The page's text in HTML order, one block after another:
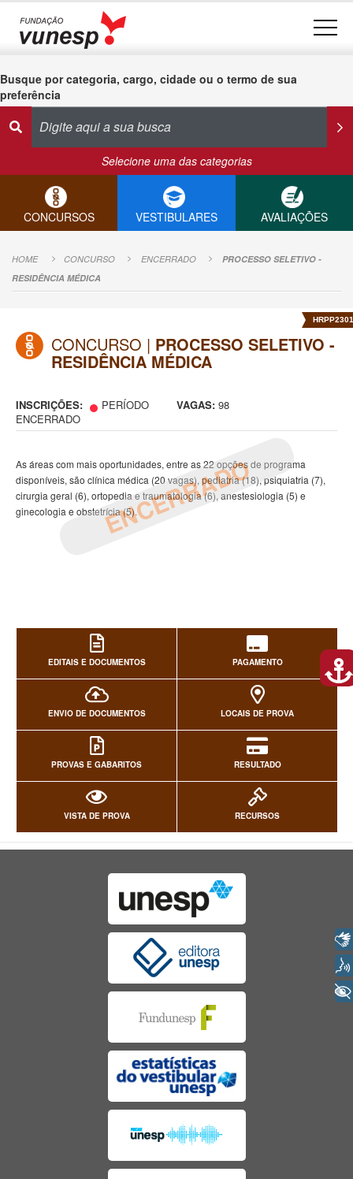
Busque por categoria, cargo, cidade ou o termo de sua
preferência
Selecione uma das categorias
CONCURSOS VESTIBULARES AVALIAÇÕES
HOME CONCURSO ENCERRADO
PROCESSO SELETIVO -
RESIDÊNCIA MÉDICA
HRPP2301
CONCURSO | PROCESSO SELETIVO -
RESIDÊNCIA MÉDICA
INSCRIÇÕES:
PERÍODO
ENCERRADO
VAGAS: 98
ENCERRADO
As áreas com mais oportunidades, entre as 22 opções de programa
disponíveis, são clínica médica (20 vagas), pediatria (18), psiquiatria (7),
cirurgia geral (6), ortopedia e traumatologia (6), anestesiologia (5) e
ginecologia e obstetrícia (5).
EDITAIS E DOCUMENTOS PAGAMENTO
ENVIO DE DOCUMENTOS LOCAIS DE PROVA
PROVAS E GABARITOS RESULTADO
VISTA DE PROVA RECURSOS
+ Acessibilidade